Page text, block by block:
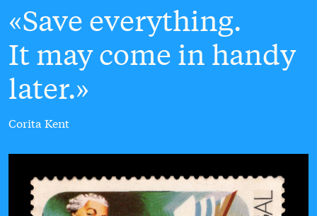
Save everything.
It may come in handy
later.
Corita Kent